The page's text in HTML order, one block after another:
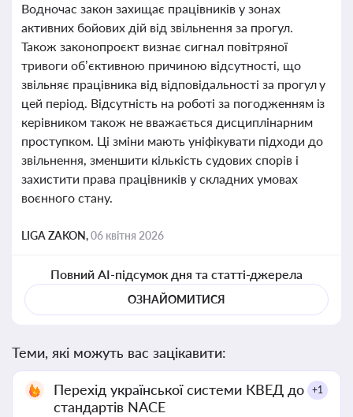
Водночас закон захищає працівників у зонах
активних бойових дій від звільнення за прогул.
Також законопроєкт визнає сигнал повітряної
тривоги об’єктивною причиною відсутності, що
звільняє працівника від відповідальності за прогул у
цей період. Відсутність на роботі за погодженням із
керівником також не вважається дисциплінарним
проступком. Ці зміни мають уніфікувати підходи до
звільнення, зменшити кількість судових спорів і
захистити права працівників у складних умовах
воєнного стану.
LIGA ZAKON,06 квітня 2026
Повний AI-підсумок дня та статті-джерела
ОЗНАЙОМИТИСЯ
Теми, які можуть вас зацікавити:
Перехід української системи КВЕД до
стандартів NACE
+1